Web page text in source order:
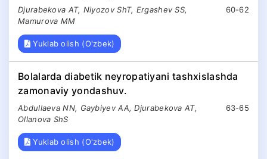
60-62
Djurabekova AT, Niyozov ShT, Ergashev SS,
Mamurova MM
Yuklab olish (O'zbek)
Bolalarda diabetik neyropatiyani tashxislashda
zamonaviy yondashuv.
63-65
Abdullaeva NN, Gaybiyev AA, Djurabekova AT,
Ollanova ShS
Yuklab olish (O'zbek)